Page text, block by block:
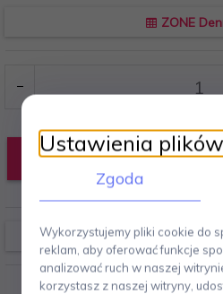
ZONE
DODAJ DO
Ustawienia
Zgoda
Wykorzystujemy pliki cookie do
reklam, aby oferować funkcje
analizować ruch w naszej
korzystasz z naszej witryny,